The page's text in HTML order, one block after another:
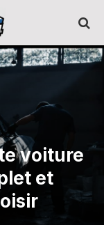
voiture
et